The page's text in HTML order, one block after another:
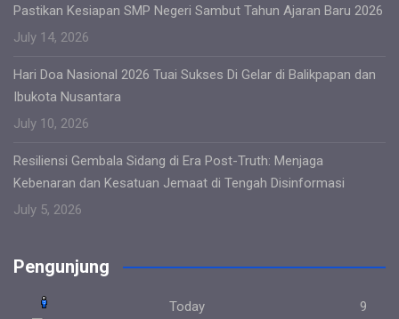
Pastikan Kesiapan SMP Negeri Sambut Tahun Ajaran Baru 2026
July 14, 2026
Hari Doa Nasional 2026 Tuai Sukses Di Gelar di Balikpapan dan
Ibukota Nusantara
July 10, 2026
Resiliensi Gembala Sidang di Era Post-Truth: Menjaga
Kebenaran dan Kesatuan Jemaat di Tengah Disinformasi
July 5, 2026
Pengunjung
Today
9